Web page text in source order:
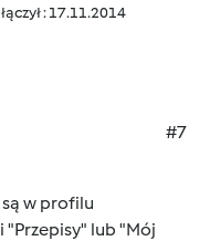
: 17.11.2014
#7
w profilu
"Przepisy" lub "Mój